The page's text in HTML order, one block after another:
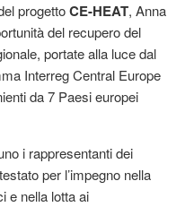
progettoCE-HEAT, Anna
del recupero del
portate alla luce dal
Interreg Central Europe
da 7 Paesi europei
i rappresentanti dei
per l’impegno nella
e nella lotta ai